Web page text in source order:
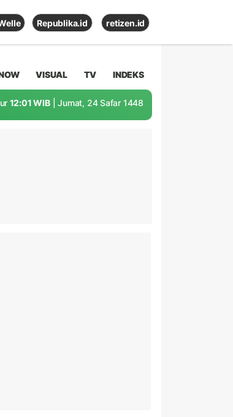
Republika.id retizen.id
VISUAL TV INDEKS
12:01 WIB | Jumat, 24 Safar 1448